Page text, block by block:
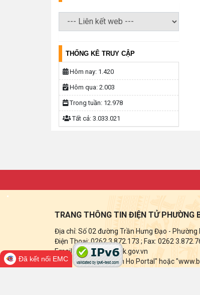
THỐNG KÊ TRUY CẬP
Hôm nay: 1.420
Hôm qua: 2.003
Trong tuần: 12.978
Tất cả: 3.033.021
TRANG THÔNG TIN ĐIỆN TỬ PHƯỜNG
Địa chỉ: Số 02 đường Trần Hưng Đạo - Phường
Điện Thoại: 0262 3.872.173 ; Fax: 0262
Email: buonho@daklak.gov.vn
Ghi rõ nguồn tin "Buon Ho Portal" hoặc
Đã kết nối EMC